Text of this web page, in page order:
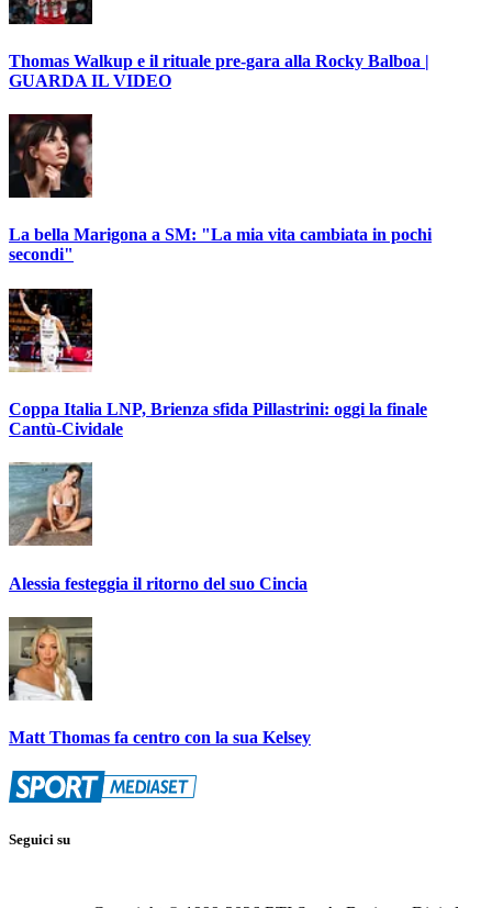
Thomas Walkup e il rituale pre-gara alla Rocky Balboa |
GUARDA IL VIDEO
La bella Marigona a SM: "La mia vita cambiata in pochi
secondi"
Coppa Italia LNP, Brienza sfida Pillastrini: oggi la finale
Cantù-Cividale
Alessia festeggia il ritorno del suo Cincia
Matt Thomas fa centro con la sua Kelsey
Seguici su